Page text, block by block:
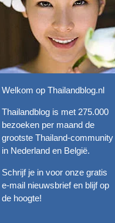
Welkom op Thailandblog.nl
Thailandblog is met 275.000
bezoeken per maand de
grootste Thailand-community
in Nederland en België.
Schrijf je in voor onze gratis
e-mail nieuwsbrief en blijf op
de hoogte!